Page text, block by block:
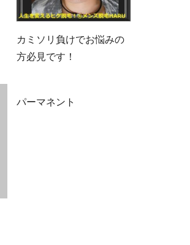
カミソリ負けでお悩みの
方必見です！
パーマネント